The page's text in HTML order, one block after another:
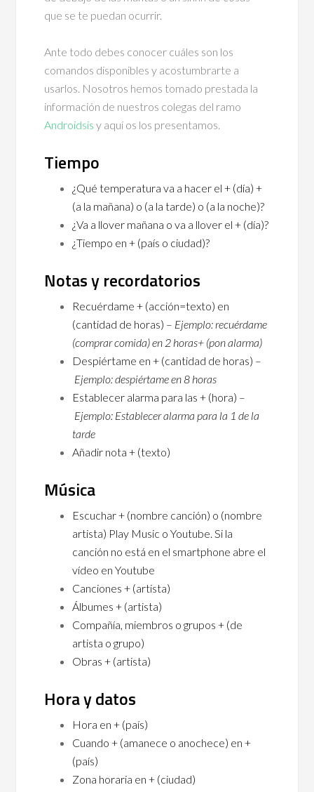
que se te puedan ocurrir.
Ante todo debes conocer cuáles son los
comandos disponibles y acostumbrarte a
usarlos. Nosotros hemos tomado prestada la
información de nuestros colegas del ramo
Androidsis y aquí os los presentamos.
Tiempo
¿Qué temperatura va a hacer el + (día) +
(a la mañana) o (a la tarde) o (a la noche)?
¿Va a llover mañana o va a llover el + (día)?
¿Tiempo en + (país o ciudad)?
Notas y recordatorios
Recuérdame + (acción=texto) en
(cantidad de horas) – Ejemplo: recuérdame
(comprar comida) en 2 horas+ (pon alarma)
Despiértame en + (cantidad de horas) –
Ejemplo: despiértame en 8 horas
Establecer alarma para las + (hora) –
Ejemplo: Establecer alarma para la 1 de la
tarde
Añadir nota + (texto)
Música
Escuchar + (nombre canción) o (nombre
artista) Play Music o Youtube. Si la
canción no está en el smartphone abre el
vídeo en Youtube
Canciones + (artista)
Álbumes + (artista)
Compañía, miembros o grupos + (de
artista o grupo)
Obras + (artista)
Hora y datos
Hora en + (país)
Cuando + (amanece o anochece) en +
(país)
Zona horaria en + (ciudad)